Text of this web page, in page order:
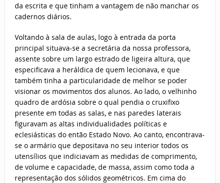
da escrita e que tinham a vantagem de não manchar os
cadernos diários.
Voltando à sala de aulas, logo à entrada da porta
principal situava-se a secretária da nossa professora,
assente sobre um largo estrado de ligeira altura, que
especificava a heráldica de quem lecionava, e que
também tinha a particularidade de melhor se poder
visionar os movimentos dos alunos. Ao lado, o velhinho
quadro de ardósia sobre o qual pendia o cruxifixo
presente em todas as salas, e nas paredes laterais
figuravam as altas individualidades políticas e
eclesiásticas do então Estado Novo. Ao canto, encontrava-
se o armário que depositava no seu interior todos os
utensílios que indiciavam as medidas de comprimento,
de volume e capacidade, de massa, assim como toda a
representação dos sólidos geométricos. Em cima do